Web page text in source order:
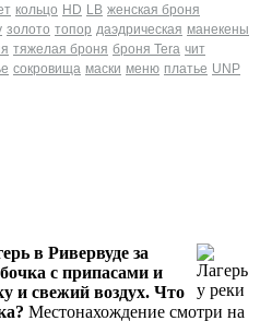
кольцо HD LB женская броня
золото топор даэдрическая манекены
тяжелая броня броня Tera чит
сокровища маски меню платье UNP
в Ривервуде за
с припасами и
и свежий воздух. Что
Местонахождение смотри на